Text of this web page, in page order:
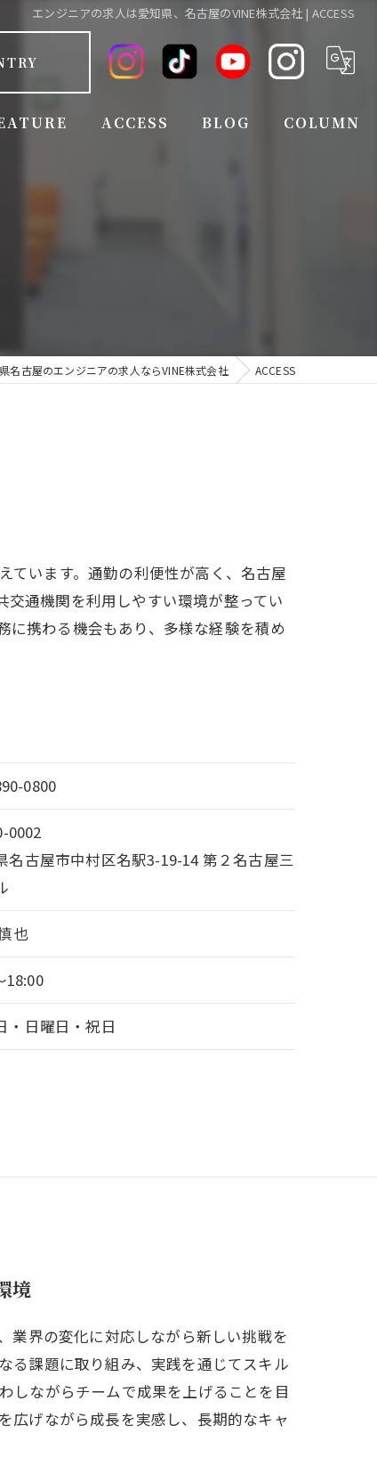
エンジニアの求人は愛知県、名古屋のVINE株式会社 | ACCESS
TIME EMPLOYEE
CHANGE
ACCESS BLOG COLUMN
名古屋のエンジニアの求人ならVINE株式会社 ACCESS
ています。通勤の利便性が高く、名古屋
通機関を利用しやすい環境が整ってい
携わる機会もあり、多様な経験を積め
0800
0002
名古屋市中村区名駅3-19-14 第２名古屋三
也
18:00
・日曜日・祝日
境
業界の変化に対応しながら新しい挑戦を
る課題に取り組み、実践を通じてスキル
しながらチームで成果を上げることを目
広げながら成長を実感し、長期的なキャ